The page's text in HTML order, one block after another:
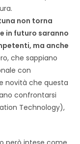
non torna
in futuro saranno
ma anche
che sappiano
con
novità che questa
confrontarsi
Technology),